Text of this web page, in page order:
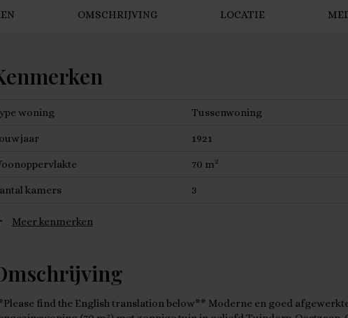
OMSCHRIJVING LOCATIE
woning Tussenwoning
1921
70 m2
kamers 3
Meer kenmerken
find the English translation below** Moderne en goed